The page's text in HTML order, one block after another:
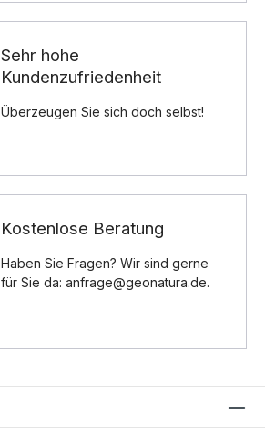
Sehr hohe
Kundenzufriedenheit
Überzeugen Sie sich doch selbst!
Kostenlose Beratung
Haben Sie Fragen? Wir sind gerne
für Sie da: anfrage@geonatura.de.